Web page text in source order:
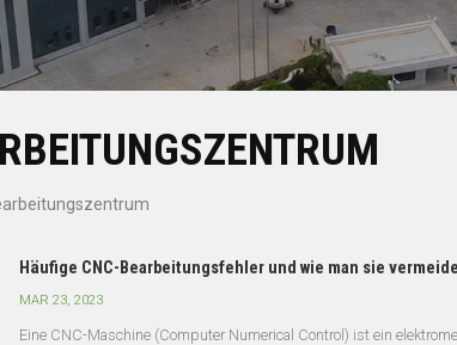
Häufige CNC-Bearbeitungsfehler und wie man sie
MAR 23, 2023
Eine CNC-Maschine (Computer Numerical Control) ist ein